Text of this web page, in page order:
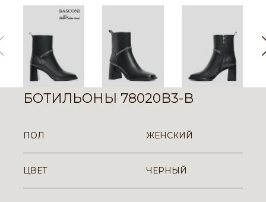
БОТИЛЬОНЫ 78020B3-B
ПОЛ ЖЕНСКИЙ
ЦВЕТ ЧЕРНЫЙ